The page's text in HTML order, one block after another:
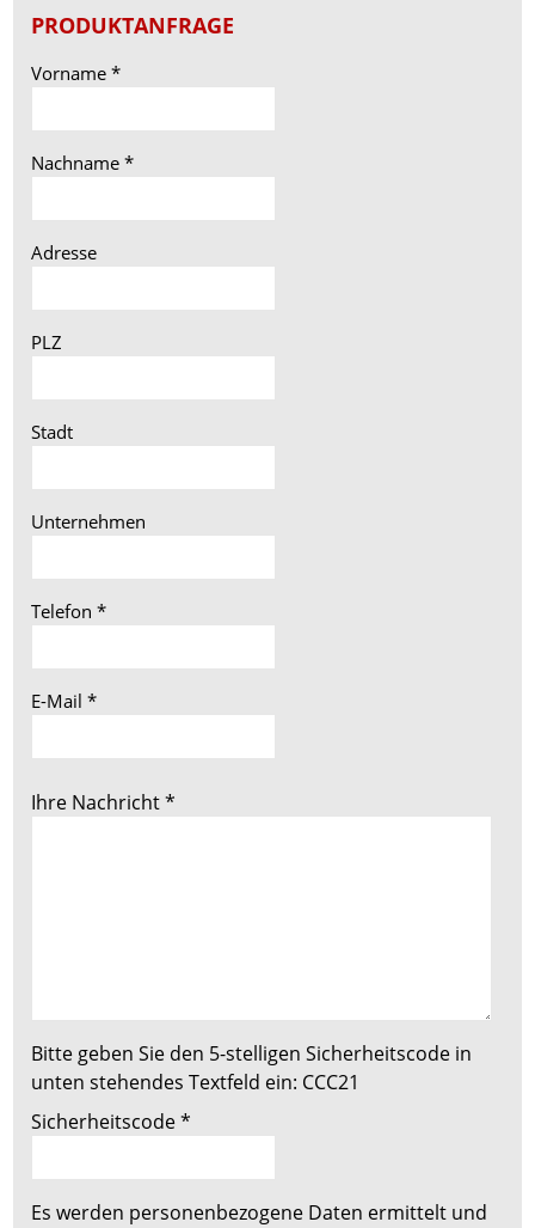
PRODUKTANFRAGE
Vorname*
Nachname*
Adresse
PLZ
Stadt
Unternehmen
Telefon*
E-Mail*
Ihre Nachricht*
Bitte geben Sie den 5-stelligen Sicherheitscode in
unten stehendes Textfeld ein: CCC21
Sicherheitscode*
Es werden personenbezogene Daten ermittelt und